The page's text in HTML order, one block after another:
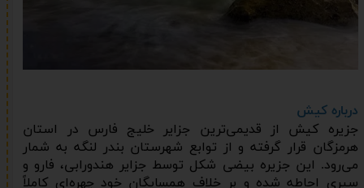
درباره کیش
جزیره کیش از قدیمی‌ترین جزایر خلیج فارس در استان
هرمزگان قرار گرفته و از توابع شهرستان بندر لنگه به شمار
می‌رود. این جزیره بیضی شکل توسط جزایر هندورابی، فارو و
سیری احاطه شده و بر خلاف همسایگان خود چهره‌ای کاملاً